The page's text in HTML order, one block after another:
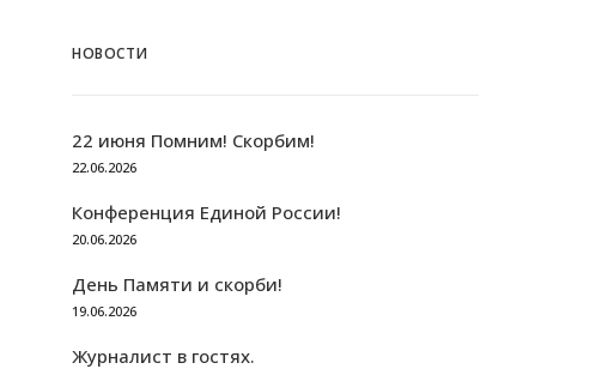
НОВОСТИ
22 июня Помним! Скорбим!
22.06.2026
Конференция Единой России!
20.06.2026
День Памяти и скорби!
19.06.2026
Журналист в гостях.